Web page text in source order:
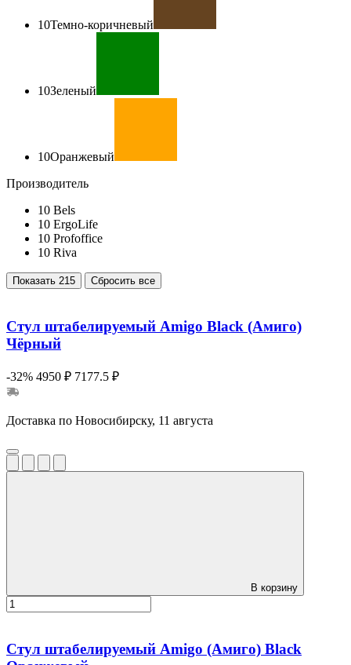
10Темно-коричневый
10Зеленый
10Оранжевый
Производитель
10 Bels
10 ErgoLife
10 Profoffice
10 Riva
Показать 215 Сбросить все
Стул штабелируемый Amigo Black (Амиго)
Чёрный
-32% 4950 ₽ 7177.5 ₽
Доставка по Новосибирску, 11 августа
В корзину
Стул штабелируемый Amigo (Амиго) Black